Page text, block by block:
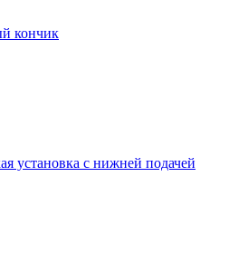
кончик
установка с нижней подачей